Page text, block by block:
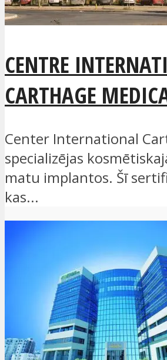
CENTRE
CARTHAGE
Center International
specializējas
matu implantos. Šī
kas...